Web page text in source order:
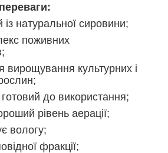
із натуральної сировини;
поживних
вирощування культурних і
до використання;
рівень аерації;
вологу;
фракції;